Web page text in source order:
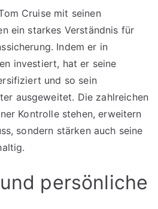
Cruise mit seinen
ein starkes Verständnis für
Indem er in
investiert, hat er seine
und so sein
ausgeweitet. Die zahlreichen
Kontrolle stehen, erweitern
sondern stärken auch seine
persönliche